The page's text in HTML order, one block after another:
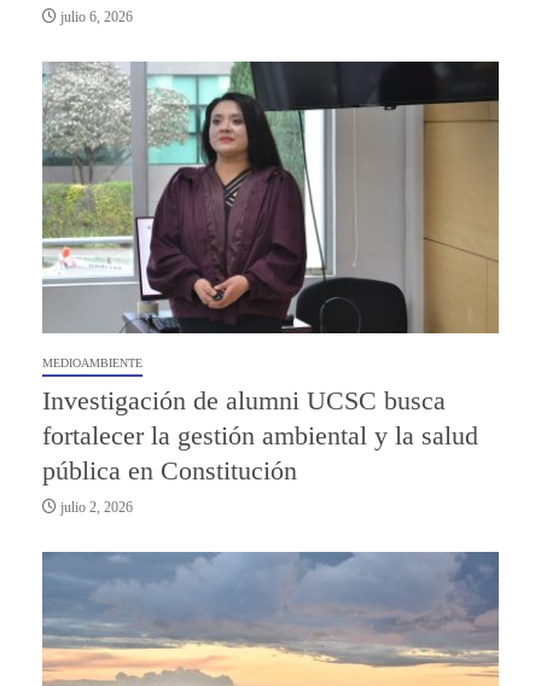
julio 6, 2026
MEDIOAMBIENTE
Investigación de alumni UCSC busca
fortalecer la gestión ambiental y la salud
pública en Constitución
julio 2, 2026